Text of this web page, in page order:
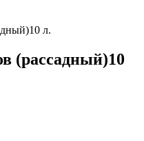
(рассадный)10